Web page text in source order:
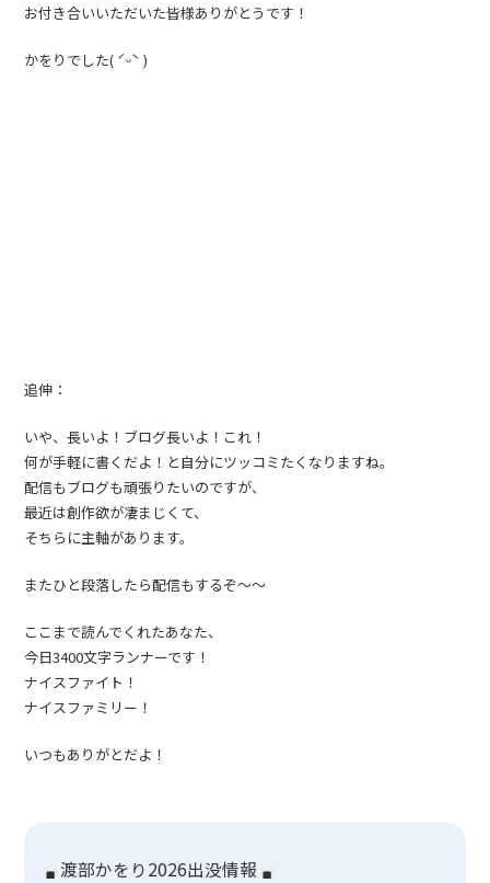
お付き合いいただいた皆様ありがとうです！
かをりでした( ˊᵕˋ )
追伸：
いや、長いよ！ブログ長いよ！これ！
何が手軽に書くだよ！と自分にツッコミたくなりますね。
配信もブログも頑張りたいのですが、
最近は創作欲が凄まじくて、
そちらに主軸があります。
またひと段落したら配信もするぞ〜〜
ここまで読んでくれたあなた、
今日3400文字ランナーです！
ナイスファイト！
ナイスファミリー！
いつもありがとだよ！
渡部かをり2026出没情報